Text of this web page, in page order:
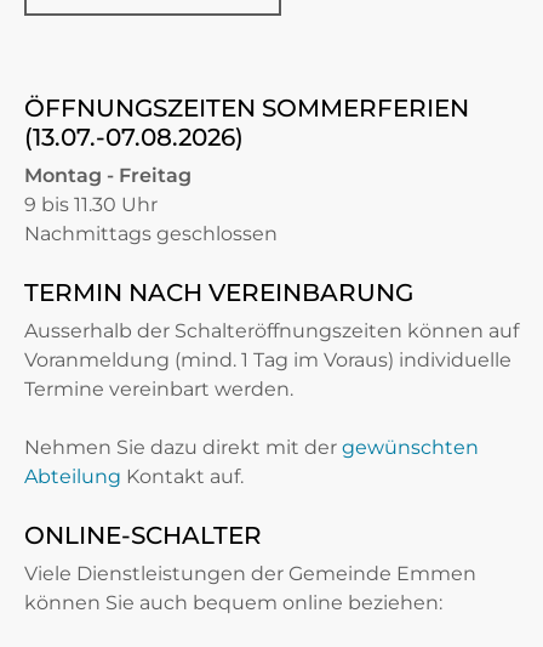
ÖFFNUNGSZEITEN SOMMERFERIEN
(13.07.-07.08.2026)
Montag - Freitag
9 bis 11.30 Uhr
Nachmittags geschlossen
TERMIN NACH VEREINBARUNG
Ausserhalb der Schalteröffnungszeiten können auf
Voranmeldung (mind. 1 Tag im Voraus) individuelle
Termine vereinbart werden.
Nehmen Sie dazu direkt mit der gewünschten
Abteilung Kontakt auf.
ONLINE-SCHALTER
Viele Dienstleistungen der Gemeinde Emmen
können Sie auch bequem online beziehen: